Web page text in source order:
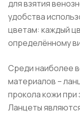
для взятия
удобства
цветам: каждый
определённому
Среди наиболее
материалов –
прокола кожи при
Ланцеты